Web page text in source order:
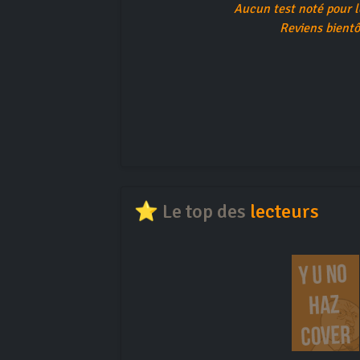
Aucun test noté pour
Reviens
⭐ Le top des lecteurs